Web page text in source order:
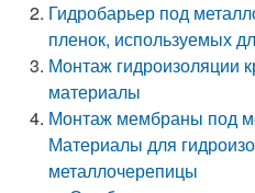
Гидробарьер под
пленок, используемых
Монтаж гидроизоляции
материалы
Монтаж мембраны под
Материалы для
металлочерепицы